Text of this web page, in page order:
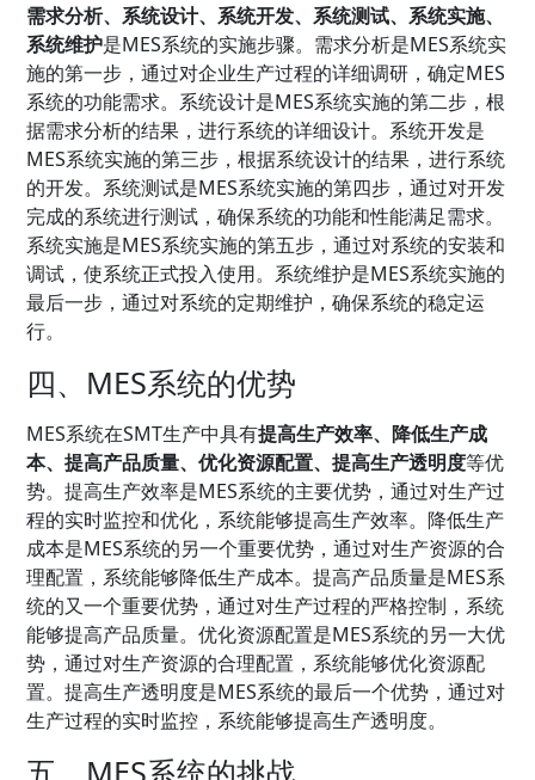
需求分析、系统设计、系统开发、系统测试、系统实施、
系统维护是MES系统的实施步骤。需求分析是MES系统实
施的第一步，通过对企业生产过程的详细调研，确定MES
系统的功能需求。系统设计是MES系统实施的第二步，根
据需求分析的结果，进行系统的详细设计。系统开发是
MES系统实施的第三步，根据系统设计的结果，进行系统
的开发。系统测试是MES系统实施的第四步，通过对开发
完成的系统进行测试，确保系统的功能和性能满足需求。
系统实施是MES系统实施的第五步，通过对系统的安装和
调试，使系统正式投入使用。系统维护是MES系统实施的
最后一步，通过对系统的定期维护，确保系统的稳定运
行。
四、MES系统的优势
MES系统在SMT生产中具有提高生产效率、降低生产成
本、提高产品质量、优化资源配置、提高生产透明度等优
势。提高生产效率是MES系统的主要优势，通过对生产过
程的实时监控和优化，系统能够提高生产效率。降低生产
成本是MES系统的另一个重要优势，通过对生产资源的合
理配置，系统能够降低生产成本。提高产品质量是MES系
统的又一个重要优势，通过对生产过程的严格控制，系统
能够提高产品质量。优化资源配置是MES系统的另一大优
势，通过对生产资源的合理配置，系统能够优化资源配
置。提高生产透明度是MES系统的最后一个优势，通过对
生产过程的实时监控，系统能够提高生产透明度。
五、MES系统的挑战